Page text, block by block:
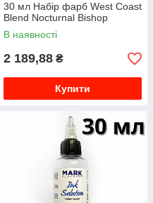
30 мл Набір фарб West Coast
Blend Nocturnal Bishop
В наявності
2 189,88 ₴
Купити